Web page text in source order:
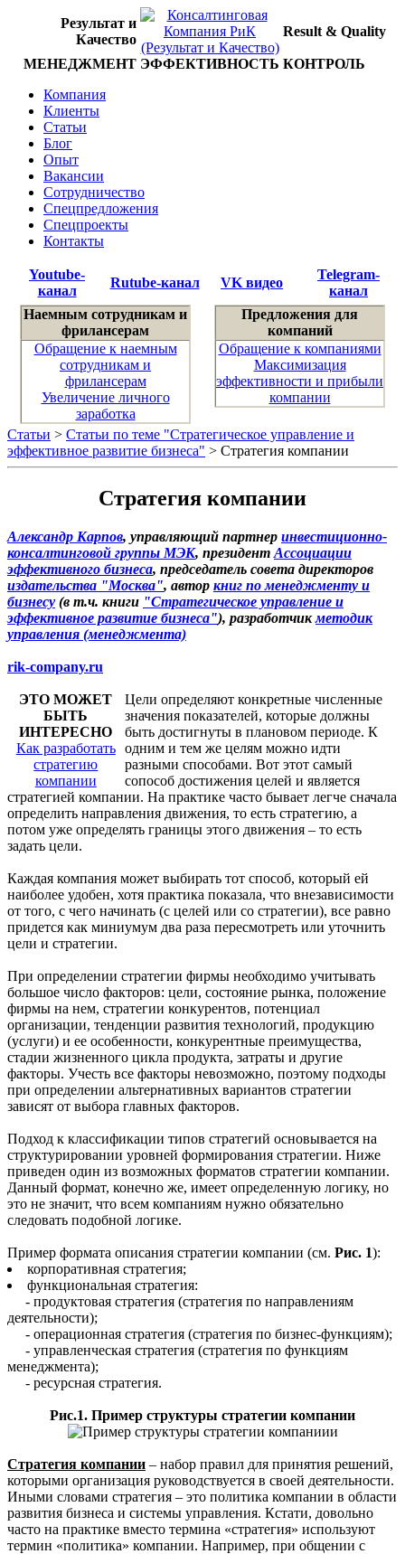
Результат и
Качество
Result & Quality
МЕНЕДЖМЕНТ ЭФФЕКТИВНОСТЬ КОНТРОЛЬ
Компания
Клиенты
Статьи
Блог
Опыт
Вакансии
Сотрудничество
Спецпредложения
Спецпроекты
Контакты
Youtube-
канал
Rutube-канал VK видео
Telegram-
канал
Наемным сотрудникам и
фрилансерам
Обращение к наемным
сотрудникам и
фрилансерам
Увеличение личного
заработка
Предложения для
компаний
Обращение к компаниями
Максимизация
эффективности и прибыли
компании
Статьи > Статьи по теме "Стратегическое управление и
эффективное развитие бизнеса" > Стратегия компании
Стратегия компании
Александр Карпов, управляющий партнер инвестиционно-
консалтинговой группы МЭК, президент Ассоциации
эффективного бизнеса, председатель совета директоров
издательства "Москва", автор книг по менеджменту и
бизнесу (в т.ч. книги "Стратегическое управление и
эффективное развитие бизнеса"), разработчикметодик
управления (менеджмента)
rik-company.ru
ЭТО МОЖЕТ
БЫТЬ
ИНТЕРЕСНО
Как разработать
стратегию
компании
Цели определяют конкретные численные
значения показателей, которые должны
быть достигнуты в плановом периоде. К
одним и тем же целям можно идти
разными способами. Вот этот самый
сопособ достижения целей и является
стратегией компании. На практике часто бывает легче сначала
определить направления движения, то есть стратегию, а
потом уже определять границы этого движения – то есть
задать цели.
Каждая компания может выбирать тот способ, который ей
наиболее удобен, хотя практика показала, что внезависимости
от того, с чего начинать (с целей или со стратегии), все равно
придется как миниумум два раза пересмотреть или уточнить
цели и стратегии.
При определении стратегии фирмы необходимо учитывать
большое число факторов: цели, состояние рынка, положение
фирмы на нем, стратегии конкурентов, потенциал
организации, тенденции развития технологий, продукцию
(услуги) и ее особенности, конкурентные преимущества,
стадии жизненного цикла продукта, затраты и другие
факторы. Учесть все факторы невозможно, поэтому подходы
при определении альтернативных вариантов стратегии
зависят от выбора главных факторов.
Подход к классификации типов стратегий основывается на
структурировании уровней формирования стратегии. Ниже
приведен один из возможных форматов стратегии компании.
Данный формат, конечно же, имеет определенную логику, но
это не значит, что всем компаниям нужно обязательно
следовать подобной логике.
Пример формата описания стратегии компании (см. Рис. 1):
корпоративная стратегия;
функциональная стратегия:
- продуктовая стратегия (стратегия по направлениям
деятельности);
- операционная стратегия (стратегия по бизнес-функциям);
- управленческая стратегия (стратегия по функциям
менеджмента);
- ресурсная стратегия.
Рис.1. Пример структуры стратегии компании
Стратегия компании – набор правил для принятия решений,
которыми организация руководствуется в своей деятельности.
Иными словами стратегия – это политика компании в области
развития бизнеса и системы управления. Кстати, довольно
часто на практике вместо термина «стратегия» используют
термин «политика» компании. Например, при общении с